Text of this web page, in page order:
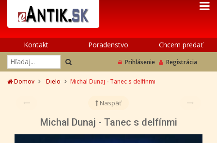
Kontakt Poradenstvo Chcem predať
Prihlásenie Registrácia
Domov Dielo Michal Dunaj - Tanec s delfínmi
Naspäť
Michal Dunaj - Tanec s delfínmi